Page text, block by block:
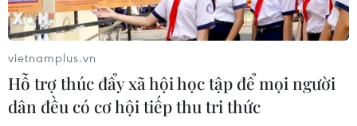
vietnamplus.vn
Hỗ trợ thúc đẩy xã hội học tập để mọi người
dân đều có cơ hội tiếp thu tri thức